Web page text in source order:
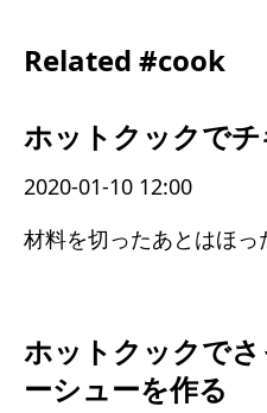
Related #cook
ホットクックで
2020-01-10 12:00
ホットクックで
ーシューを作る